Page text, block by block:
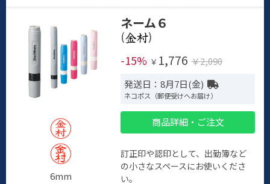
6mm
ネーム６
(
)
-15% ￥ 1,776 ￥2,090
発送日：8月7日(金)
ネコポス（郵便受けへお届け）
商品詳細・ご注文
訂正印や認印として、出勤簿など
の小さなスペースにお使いくださ
い。